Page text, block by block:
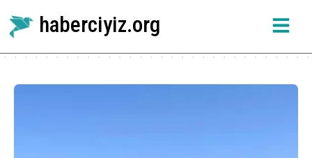
haberciyiz.org
Etiket:karadeniz